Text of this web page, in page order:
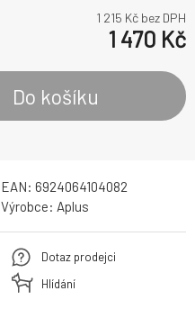
1 215 Kč bez DPH
1 470 Kč
Do košíku
EAN: 6924064104082
Výrobce: Aplus
Dotaz prodejci
Hlídání